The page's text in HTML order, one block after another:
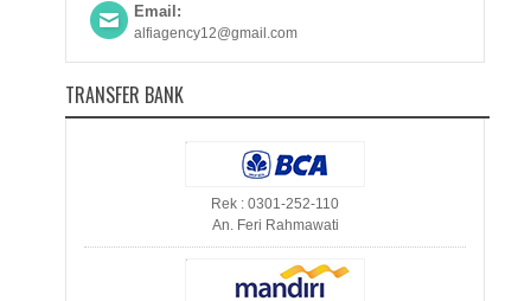
Email:
alfiagency12@gmail.com
TRANSFER BANK
Rek : 0301-252-110
An. Feri Rahmawati